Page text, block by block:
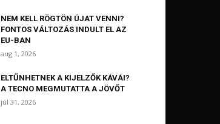
NEM KELL RÖGTÖN ÚJAT VENNI?
FONTOS VÁLTOZÁS INDULT EL AZ
EU-BAN
aug 1, 2026
ELTŰNHETNEK A KIJELZŐK KÁVÁI?
A TECNO MEGMUTATTA A JÖVŐT
júl 31, 2026